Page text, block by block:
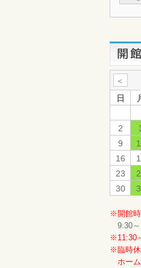
＜
日
2
9
16
23
30
※開館時
9:30～
※11:30
※臨時休
ホーム